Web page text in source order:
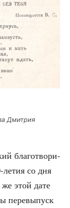
Дмит­рия
бла­го­тво­ри­
со дня
этой дате
пере­вы­пуск